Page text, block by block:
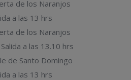
de los Naranjos
a las 13 hrs
de los Naranjos
a las 13.10 hrs
de Santo Domingo
a las 13 hrs